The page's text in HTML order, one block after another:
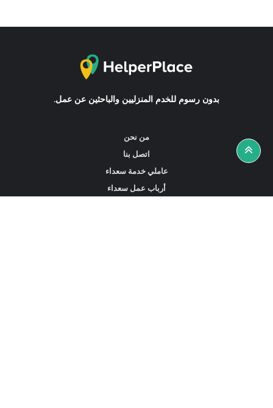
بدون رسوم للخدم المنزليين والباحثين عن عمل.
من نحن
اتصل بنا
عاملي خدمة سعداء
أرباب عمل سعداء